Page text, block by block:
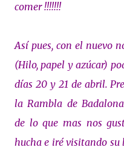
comer !!!!!!!
Así pues, con el nuevo
(Hilo, papel y azúcar)
días 20 y 21 de abril.
la Rambla de
de lo que mas nos
hucha e iré visitando